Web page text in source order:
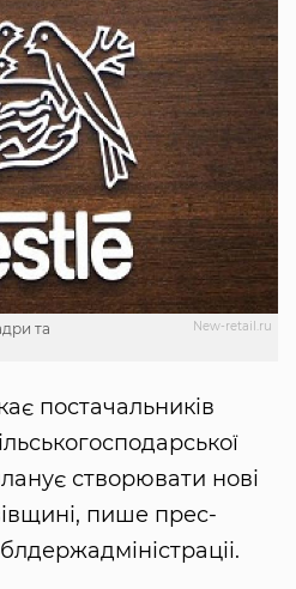
New-retail.ru
та
постачальників
створювати нові
пише прес-